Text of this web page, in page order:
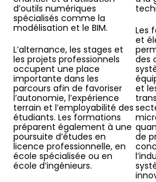
d’outils numériques
spécialisés comme la
modélisation et le BIM.
L’alternance, les stages et
les projets professionnels
occupent une place
importante dans les
parcours afin de favoriser
l’autonomie, l’expérience
terrain et l’employabilité des
étudiants. Les formations
préparent également à une
poursuite d’études en
licence professionnelle, en
école spécialisée ou en
école d’ingénieurs.
Les
et
des
et
de